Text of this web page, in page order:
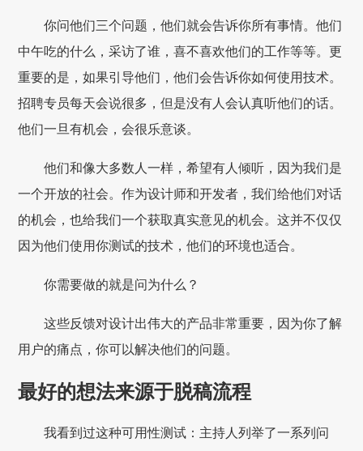
你问他们三个问题，他们就会告诉你所有事情。他们
中午吃的什么，采访了谁，喜不喜欢他们的工作等等。更
重要的是，如果引导他们，他们会告诉你如何使用技术。
招聘专员每天会说很多，但是没有人会认真听他们的话。
他们一旦有机会，会很乐意谈。
他们和像大多数人一样，希望有人倾听，因为我们是
一个开放的社会。作为设计师和开发者，我们给他们对话
的机会，也给我们一个获取真实意见的机会。这并不仅仅
因为他们使用你测试的技术，他们的环境也适合。
你需要做的就是问为什么？
这些反馈对设计出伟大的产品非常重要，因为你了解
用户的痛点，你可以解决他们的问题。
最好的想法来源于脱稿流程
我看到过这种可用性测试：主持人列举了一系列问